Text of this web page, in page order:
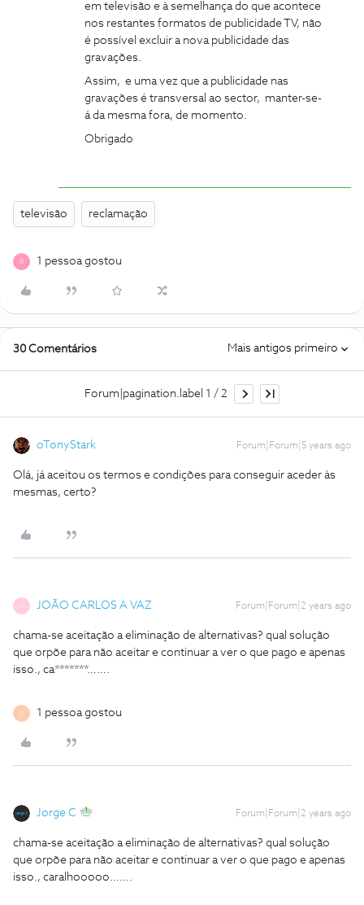
em televisão e à semelhança do que acontece
nos restantes formatos de publicidade TV, não
é possível excluir a nova publicidade das
gravações.
Assim, e uma vez que a publicidade nas
gravações é transversal ao sector, manter-se-
á da mesma fora, de momento.
Obrigado
televisão reclamação
R 1 pessoa gostou
30 Comentários Mais antigos primeiro
Forum|pagination.label 1 / 2
oTonyStark Forum|Forum|5 years ago
Olá, já aceitou os termos e condições para conseguir aceder às
mesmas, certo?
JOÃO CARLOS A VAZ Forum|Forum|2 years ago
chama-se aceitação a eliminação de alternativas? qual solução
que orpõe para não aceitar e continuar a ver o que pago e apenas
isso., ca*******…….
R 1 pessoa gostou
Jorge C Forum|Forum|2 years ago
chama-se aceitação a eliminação de alternativas? qual solução
que orpõe para não aceitar e continuar a ver o que pago e apenas
isso., caralhooooo…….